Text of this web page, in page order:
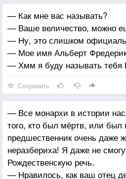
— Как мне вас называть?
— Ваше величество, можно
— Ну, это слишком
— Мое имя Альберт Фредерик
— Хмм я буду называть тебя
Сохранить
— Все монархи в истории
того, кто был мёртв, или
предшественник очень даже
неразбериха! Я даже не
Рождественскую речь.
— Нравилось, как ваш отец